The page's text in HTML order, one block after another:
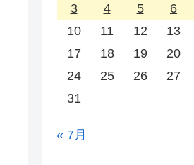
3
4 5 6
10
11 12 13
17
18 19 20
24
25 26 27
31
« 7月